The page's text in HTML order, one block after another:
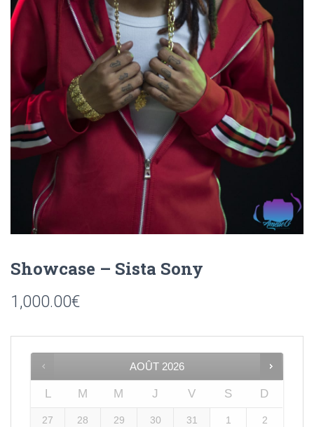
Showcase – Sista Sony
1,000.00€
AOÛT 2026
L M M J V S D
27 28 29 30 31 1 2